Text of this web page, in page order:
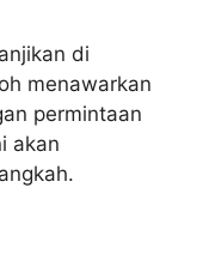
di
menawarkan
permintaan
akan